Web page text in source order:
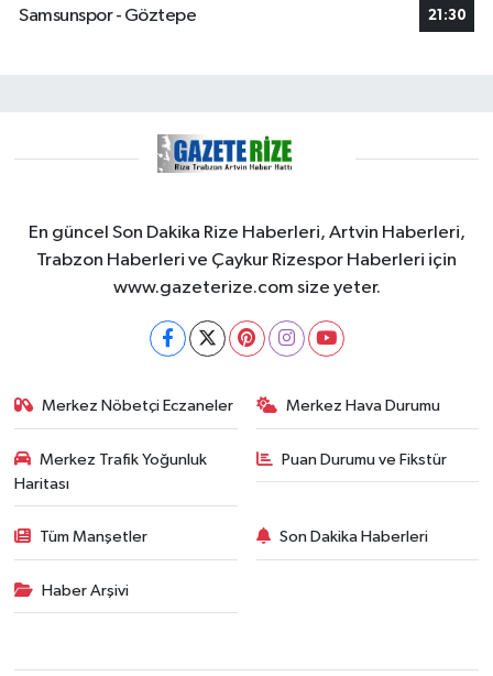
Samsunspor - Göztepe
21:30
En güncel Son Dakika Rize Haberleri, Artvin Haberleri,
Trabzon Haberleri ve Çaykur Rizespor Haberleri için
www.gazeterize.com size yeter.
Merkez Nöbetçi Eczaneler Merkez Hava Durumu
Merkez Trafik Yoğunluk
Haritası
Puan Durumu ve Fikstür
Tüm Manşetler Son Dakika Haberleri
Haber Arşivi